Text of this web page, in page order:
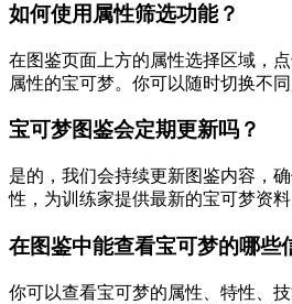
如何使用属性筛选功能？
在图鉴页面上方的属性选择区域，
属性的宝可梦。你可以随时切换不同
宝可梦图鉴会定期更新吗？
是的，我们会持续更新图鉴内容，
性，为训练家提供最新的宝可梦资料
在图鉴中能查看宝可梦的哪些
你可以查看宝可梦的属性、特性、